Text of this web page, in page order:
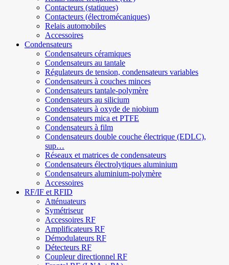
Contacteurs (statiques)
Contacteurs (électromécaniques)
Relais automobiles
Accessoires
Condensateurs
Condensateurs céramiques
Condensateurs au tantale
Régulateurs de tension, condensateurs variables
Condensateurs à couches minces
Condensateurs tantale-polymère
Condensateurs au silicium
Condensateurs à oxyde de niobium
Condensateurs mica et PTFE
Condensateurs à film
Condensateurs double couche électrique (EDLC),
sup…
Réseaux et matrices de condensateurs
Condensateurs électrolytiques aluminium
Condensateurs aluminium-polymère
Accessoires
RF/IF et RFID
Atténuateurs
Symétriseur
Accessoires RF
Amplificateurs RF
Démodulateurs RF
Détecteurs RF
Coupleur directionnel RF